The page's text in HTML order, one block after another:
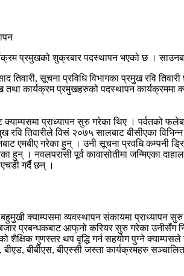
प्रमुखको शुक्रबार पदस्थापन भएको छ ।
तिवारी, सूचना प्रविधि विभागका प्रमुख रवि
कार्यक्रम प्रमुखहरुको पदस्थापन
क्याम्पसमा प्राध्यापन सुरु गरेका थिए । पर्वतको
रवि तिवारीले विसं २०७५ सालबाट बीसीएका
एमबीए गरेका हुन् । उनी सूचना प्रवधि कम्पनी
। नवलपरासी पूर्व कावासोतीमा जन्मिएका
गर्दै छन् ।
क्याम्पसमा व्यवस्थापन संकायमा
प्रबन्धकबाट आफ्‌नो करियर सुरु गरेका उनीसँग
शैक्षिक गुणस्तर थप वृद्धि गर्न सहयोग पुग्ने
बीएड, बीबीएस, बीएस्सी जस्ता कार्यक्रमहरु